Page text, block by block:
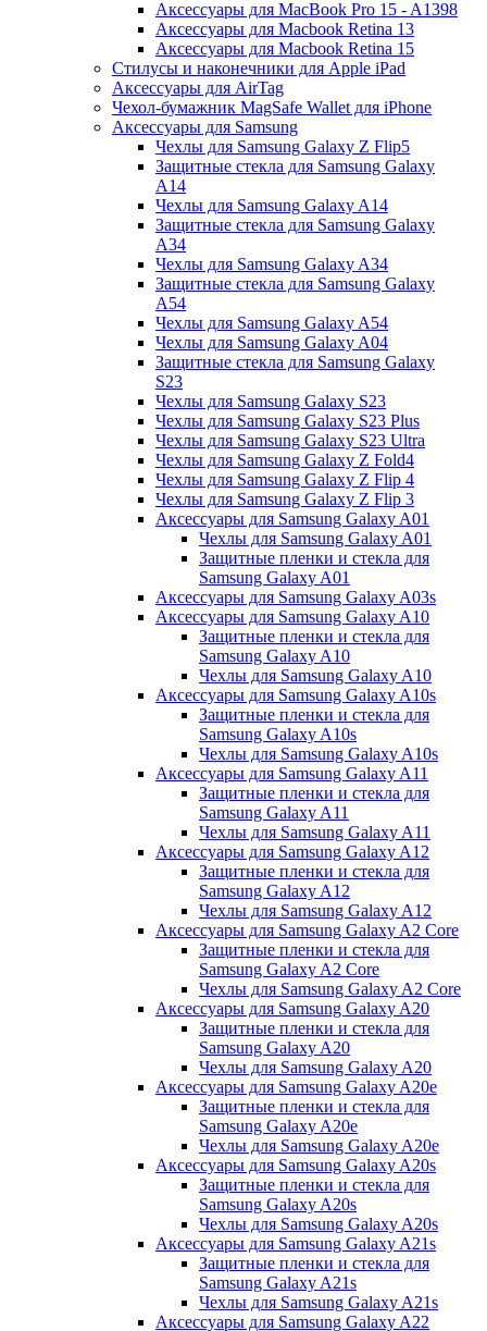
Аксессуары для MacBook Pro 15 - A1398
Аксессуары для Macbook Retina 13
Аксессуары для Macbook Retina 15
Стилусы и наконечники для Apple iPad
Аксессуары для AirTag
Чехол-бумажник MagSafe Wallet для iPhone
Аксессуары для Samsung
Чехлы для Samsung Galaxy Z Flip5
Защитные стекла для Samsung Galaxy
A14
Чехлы для Samsung Galaxy A14
Защитные стекла для Samsung Galaxy
A34
Чехлы для Samsung Galaxy A34
Защитные стекла для Samsung Galaxy
A54
Чехлы для Samsung Galaxy A54
Чехлы для Samsung Galaxy A04
Защитные стекла для Samsung Galaxy
S23
Чехлы для Samsung Galaxy S23
Чехлы для Samsung Galaxy S23 Plus
Чехлы для Samsung Galaxy S23 Ultra
Чехлы для Samsung Galaxy Z Fold4
Чехлы для Samsung Galaxy Z Flip 4
Чехлы для Samsung Galaxy Z Flip 3
Аксессуары для Samsung Galaxy A01
Чехлы для Samsung Galaxy A01
Защитные пленки и стекла для
Samsung Galaxy A01
Аксессуары для Samsung Galaxy A03s
Аксессуары для Samsung Galaxy A10
Защитные пленки и стекла для
Samsung Galaxy A10
Чехлы для Samsung Galaxy A10
Аксессуары для Samsung Galaxy A10s
Защитные пленки и стекла для
Samsung Galaxy A10s
Чехлы для Samsung Galaxy A10s
Аксессуары для Samsung Galaxy A11
Защитные пленки и стекла для
Samsung Galaxy A11
Чехлы для Samsung Galaxy A11
Аксессуары для Samsung Galaxy A12
Защитные пленки и стекла для
Samsung Galaxy A12
Чехлы для Samsung Galaxy A12
Аксессуары для Samsung Galaxy A2 Core
Защитные пленки и стекла для
Samsung Galaxy A2 Core
Чехлы для Samsung Galaxy A2 Core
Аксессуары для Samsung Galaxy A20
Защитные пленки и стекла для
Samsung Galaxy A20
Чехлы для Samsung Galaxy A20
Аксессуары для Samsung Galaxy A20e
Защитные пленки и стекла для
Samsung Galaxy A20e
Чехлы для Samsung Galaxy A20e
Аксессуары для Samsung Galaxy A20s
Защитные пленки и стекла для
Samsung Galaxy A20s
Чехлы для Samsung Galaxy A20s
Аксессуары для Samsung Galaxy A21s
Защитные пленки и стекла для
Samsung Galaxy A21s
Чехлы для Samsung Galaxy A21s
Аксессуары для Samsung Galaxy A22